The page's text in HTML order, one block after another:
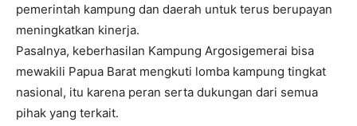
pemerintah kampung dan daerah untuk terus berupayan
meningkatkan kinerja.
Pasalnya, keberhasilan Kampung Argosigemerai bisa
mewakili Papua Barat mengkuti lomba kampung tingkat
nasional, itu karena peran serta dukungan dari semua
pihak yang terkait.